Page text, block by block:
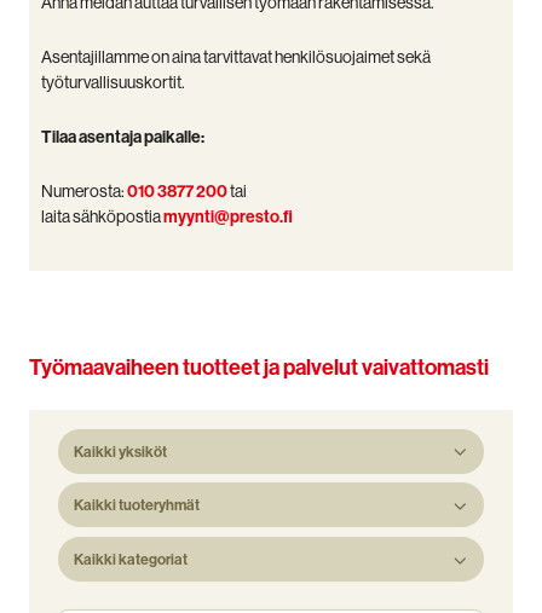
Asentajillamme on aina tarvittavat henkilösuojaimet sekä
työturvallisuuskortit.
Tilaa asentaja paikalle:
Numerosta:010 3877 200tai
laita sähköpostiamyynti@presto.fi
Työmaavaiheen tuotteet ja palvelut vaivattomasti
Kaikki yksiköt
Kaikki tuoteryhmät
Kaikki kategoriat